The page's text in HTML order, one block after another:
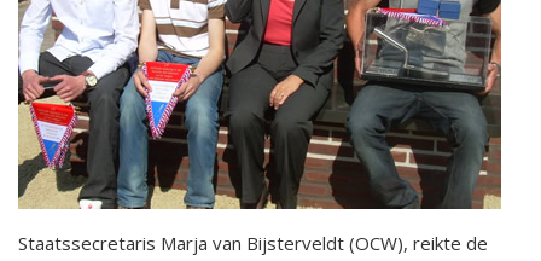
Staatssecretaris Marja van Bijsterveldt (OCW), reikte de